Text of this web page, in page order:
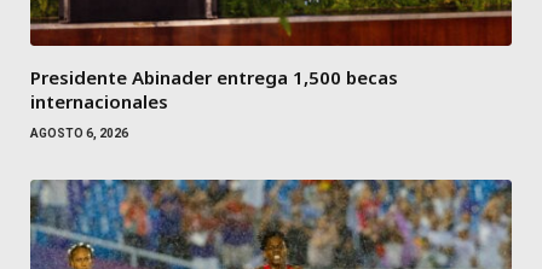
Presidente Abinader entrega 1,500 becas
internacionales
AGOSTO 6, 2026